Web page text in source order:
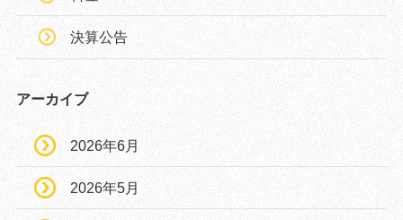
決算公告
アーカイブ
2026年6月
2026年5月